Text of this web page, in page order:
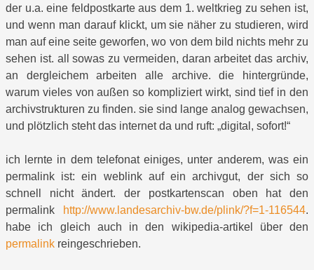
der u.a. eine feldpostkarte aus dem 1. weltkrieg zu sehen ist,
und wenn man darauf klickt, um sie näher zu studieren, wird
man auf eine seite geworfen, wo von dem bild nichts mehr zu
sehen ist. all sowas zu vermeiden, daran arbeitet das archiv,
an dergleichem arbeiten alle archive. die hintergründe,
warum vieles von außen so kompliziert wirkt, sind tief in den
archivstrukturen zu finden. sie sind lange analog gewachsen,
und plötzlich steht das internet da und ruft: „digital, sofort!“
ich lernte in dem telefonat einiges, unter anderem, was ein
permalink ist: ein weblink auf ein archivgut, der sich so
schnell nicht ändert. der postkartenscan oben hat den
permalink
http://www.landesarchiv-bw.de/plink/?f=1-116544.
habe ich gleich auch in den wikipedia-artikel über den
permalink reingeschrieben.